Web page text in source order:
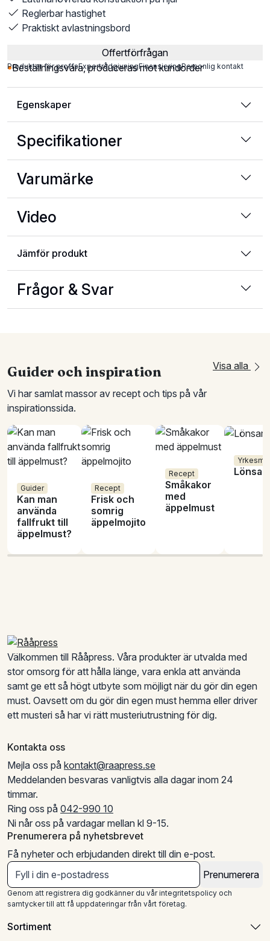
Reglerbar hastighet
Praktiskt avlastningsbord
Offertförfrågan
Beställningsvara, produceras mot kundorder
Produkter för proffsExpertrådgivningFinansieringPersonlig kontakt
Egenskaper
Specifikationer
Varumärke
Video
Jämför produkt
Frågor & Svar
Guider och inspiration
Vi har samlat massor av recept och tips på vår
inspirationssida.
Visa alla
Guider
Kan man
använda
fallfrukt till
äppelmust?
Recept
Frisk och
somrig
äppelmojito
Recept
Småkakor
med
äppelmust
Sidfot
Välkommen till Rååpress. Våra produkter är utvalda med
stor omsorg för att hålla länge, vara enkla att använda
samt ge ett så högt utbyte som möjligt när du gör din egen
must. Oavsett om du gör din egen must hemma eller driver
ett musteri så har vi rätt musteriutrustning för dig.
Kontakta oss
Mejla oss på kontakt@raapress.se
Meddelanden besvaras vanligtvis alla dagar inom 24
timmar.
Ring oss på 042-990 10
Ni når oss på vardagar mellan kl 9-15.
Prenumerera på nyhetsbrevet
Få nyheter och erbjudanden direkt till din e-post.
Prenumerera
Genom att registrera dig godkänner du vår integritetspolicy och
samtycker till att få uppdateringar från vårt företag.
Sortiment